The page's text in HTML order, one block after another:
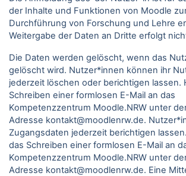
der Inhalte und Funktionen von Moodle
Durchführung von Forschung und Lehre
Weitergabe der Daten an Dritte erfolgt
Die Daten werden gelöscht, wenn das
gelöscht wird. Nutzer*innen können ihr
jederzeit löschen oder berichtigen lassen.
Schreiben einer formlosen E-Mail an das
Kompetenzzentrum Moodle.NRW unter
Adresse kontakt@moodlenrw.de.
Zugangsdaten jederzeit berichtigen
das Schreiben einer formlosen E-Mail an
Kompetenzzentrum Moodle.NRW unter
Adresse kontakt@moodlenrw.de. Eine